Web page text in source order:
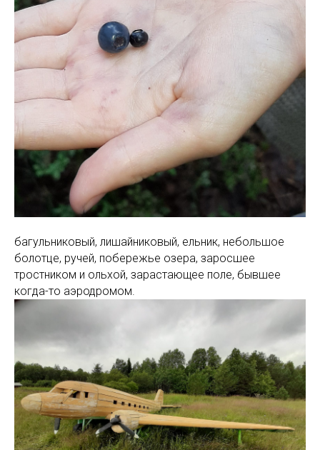
багульниковый, лишайниковый, ельник, небольшое
болотце, ручей, побережье озера, заросшее
тростником и ольхой, зарастающее поле, бывшее
когда-то аэродромом.